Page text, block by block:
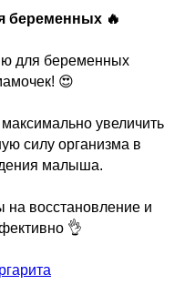
беременных 🔥
для беременных
😍
увеличить
силу организма в
малыша.
восстановление и
👌